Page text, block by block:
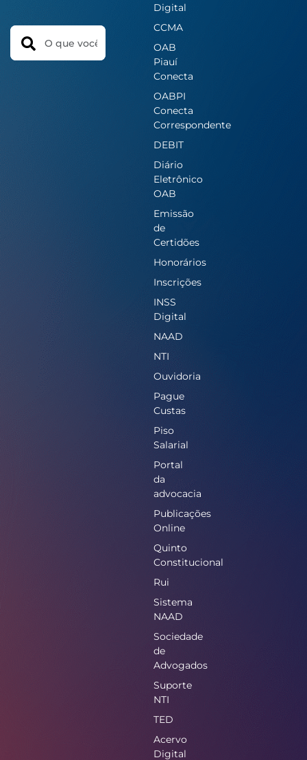
Search
Digital
CCMA
OAB
Piauí
Conecta
OABPI
Conecta
Correspondente
DEBIT
Diário
Eletrônico
OAB
Emissão
de
Certidões
Honorários
Inscrições
INSS
Digital
NAAD
NTI
Ouvidoria
Pague
Custas
Piso
Salarial
Portal
da
advocacia
Publicações
Online
Quinto
Constitucional
Rui
Sistema
NAAD
Sociedade
de
Advogados
Suporte
NTI
TED
Acervo
Digital